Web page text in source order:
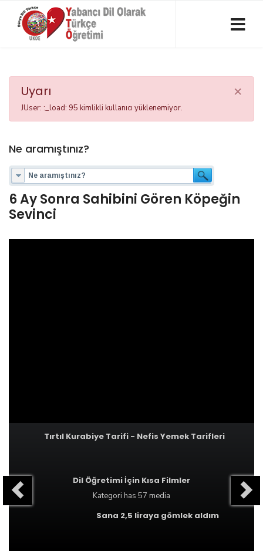
×
Uyarı
JUser: :_load: 95 kimlikli kullanıcı yüklenemiyor.
Ne aramıştınız?
6 Ay Sonra Sahibini Gören Köpeğin
Sevinci
Tırtıl Kurabiye Tarifi - Nefis Yemek Tarifleri
Dil Öğretimi İçin Kısa Filmler
Kategori has 57 media
Sana 2,5 liraya gömlek aldım